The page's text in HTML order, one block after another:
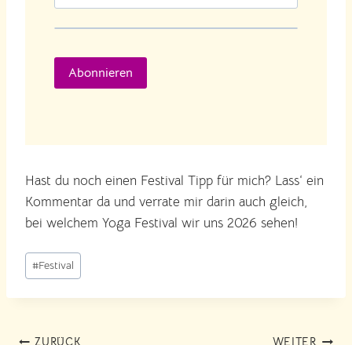
Abonnieren
Hast du noch einen Festival Tipp für mich? Lass‘ ein
Kommentar da und verrate mir darin auch gleich,
bei welchem Yoga Festival wir uns 2026 sehen!
Schlagworte:
#Festival